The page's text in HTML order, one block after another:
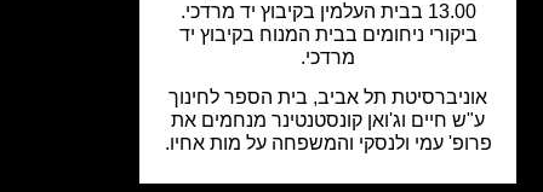
ביקורי ניחומים בבית המנוח בקיבוץ יד
תל אביב, בית הספר לחינוך
חיים וג'ואן קונסטנטינר מנחמים את
עמי ולנסקי והמשפחה על מות אחיו.